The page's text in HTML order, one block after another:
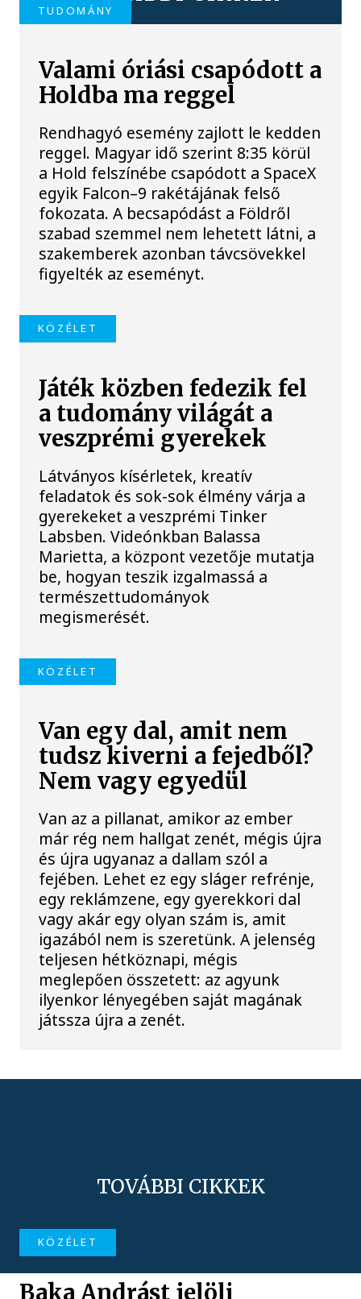
TUDOMÁNY
Valami óriási csapódott a
Holdba ma reggel
Rendhagyó esemény zajlott le kedden
reggel. Magyar idő szerint 8:35 körül
a Hold felszínébe csapódott a SpaceX
egyik Falcon–9 rakétájának felső
fokozata. A becsapódást a Földről
szabad szemmel nem lehetett látni, a
szakemberek azonban távcsövekkel
figyelték az eseményt.
KÖZÉLET
Játék közben fedezik fel
a tudomány világát a
veszprémi gyerekek
Látványos kísérletek, kreatív
feladatok és sok-sok élmény várja a
gyerekeket a veszprémi Tinker
Labsben. Videónkban Balassa
Marietta, a központ vezetője mutatja
be, hogyan teszik izgalmassá a
természettudományok
megismerését.
KÖZÉLET
Van egy dal, amit nem
tudsz kiverni a fejedből?
Nem vagy egyedül
Van az a pillanat, amikor az ember
már rég nem hallgat zenét, mégis újra
és újra ugyanaz a dallam szól a
fejében. Lehet ez egy sláger refrénje,
egy reklámzene, egy gyerekkori dal
vagy akár egy olyan szám is, amit
igazából nem is szeretünk. A jelenség
teljesen hétköznapi, mégis
meglepően összetett: az agyunk
ilyenkor lényegében saját magának
játssza újra a zenét.
TOVÁBBI CIKKEK
KÖZÉLET
Baka Andrást jelöli